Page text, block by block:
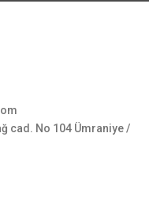
cad. No 104 Ümraniye /